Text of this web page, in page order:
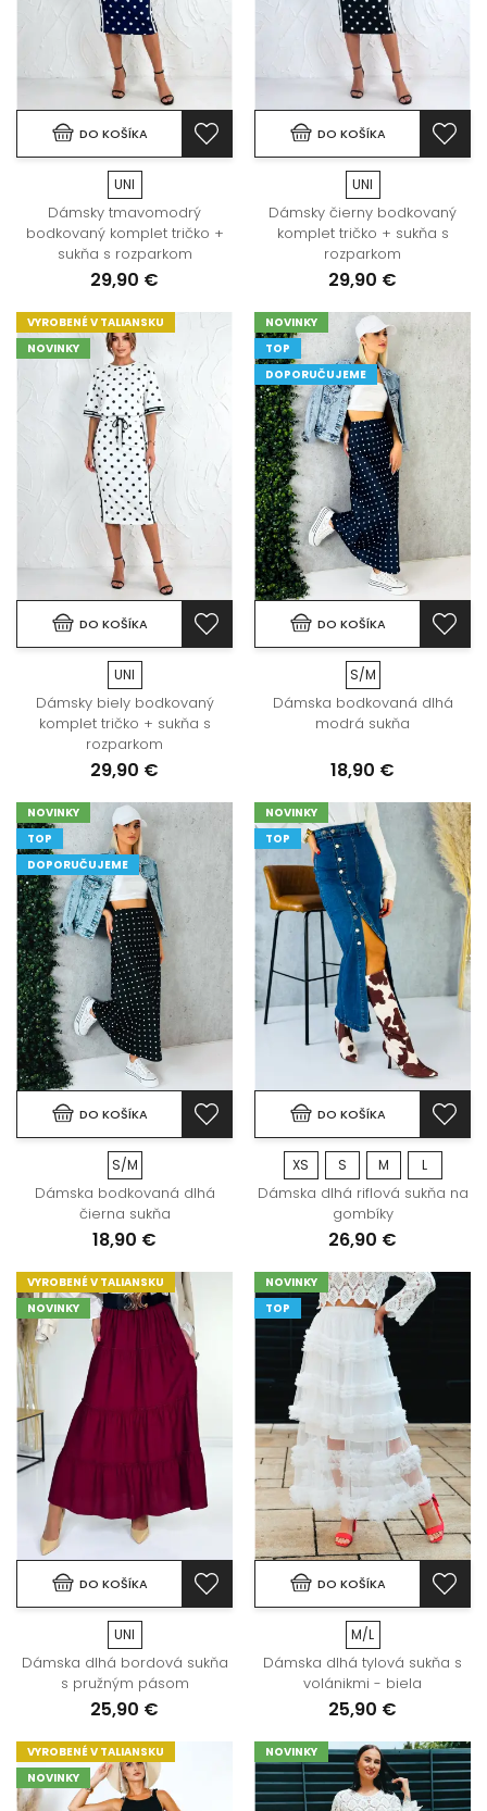
DO KOŠÍKA
UNI
Dámsky tmavomodrý
bodkovaný komplet tričko +
sukňa s rozparkom
29,90 €
DO KOŠÍKA
UNI
Dámsky čierny bodkovaný
komplet tričko + sukňa s
rozparkom
29,90 €
VYROBENÉ V TALIANSKU
NOVINKY
DO KOŠÍKA
UNI
Dámsky biely bodkovaný
komplet tričko + sukňa s
rozparkom
29,90 €
NOVINKY
TOP
DOPORUČUJEME
DO KOŠÍKA
S/M
Dámska bodkovaná dlhá
modrá sukňa
18,90 €
NOVINKY
TOP
DOPORUČUJEME
DO KOŠÍKA
S/M
Dámska bodkovaná dlhá
čierna sukňa
18,90 €
NOVINKY
TOP
DO KOŠÍKA
XS S M L
Dámska dlhá riflová sukňa na
gombíky
26,90 €
VYROBENÉ V TALIANSKU
NOVINKY
DO KOŠÍKA
UNI
Dámska dlhá bordová sukňa
s pružným pásom
25,90 €
NOVINKY
TOP
DO KOŠÍKA
M/L
Dámska dlhá tylová sukňa s
volánikmi - biela
25,90 €
VYROBENÉ V TALIANSKU
NOVINKY
NOVINKY